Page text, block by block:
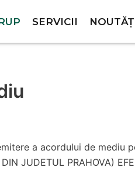
SERVICII
a acordului de mediu
JUDETUL PRAHOVA)